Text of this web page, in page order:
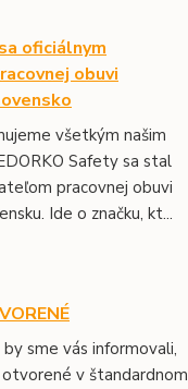
oficiálnym
obuvi
všetkým našim
Safety sa stal
pracovnej obuvi
Ide o značku, kt...
by sme vás informovali,
v štandardnom